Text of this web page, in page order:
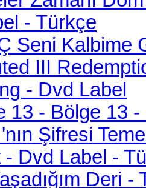
- Türkçe
Seni Kalbime
III
- Dvd Label
13 - Bölge 13
Şifresi
- Dvd Label -
Deri